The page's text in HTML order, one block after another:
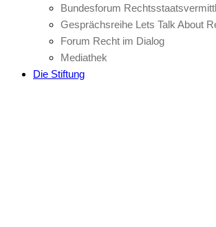
Bundesforum
Gesprächsreihe Lets Talk About
Forum Recht im Dialog
Mediathek
Die Stiftung